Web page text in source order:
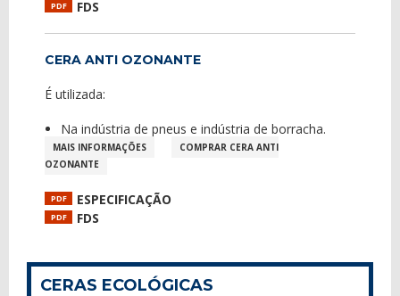
PDF FDS
CERA ANTI OZONANTE
É utilizada:
Na indústria de pneus e indústria de borracha.
MAIS INFORMAÇÕES
COMPRAR CERA ANTI
OZONANTE
PDF ESPECIFICAÇÃO
PDF FDS
CERAS ECOLÓGICAS